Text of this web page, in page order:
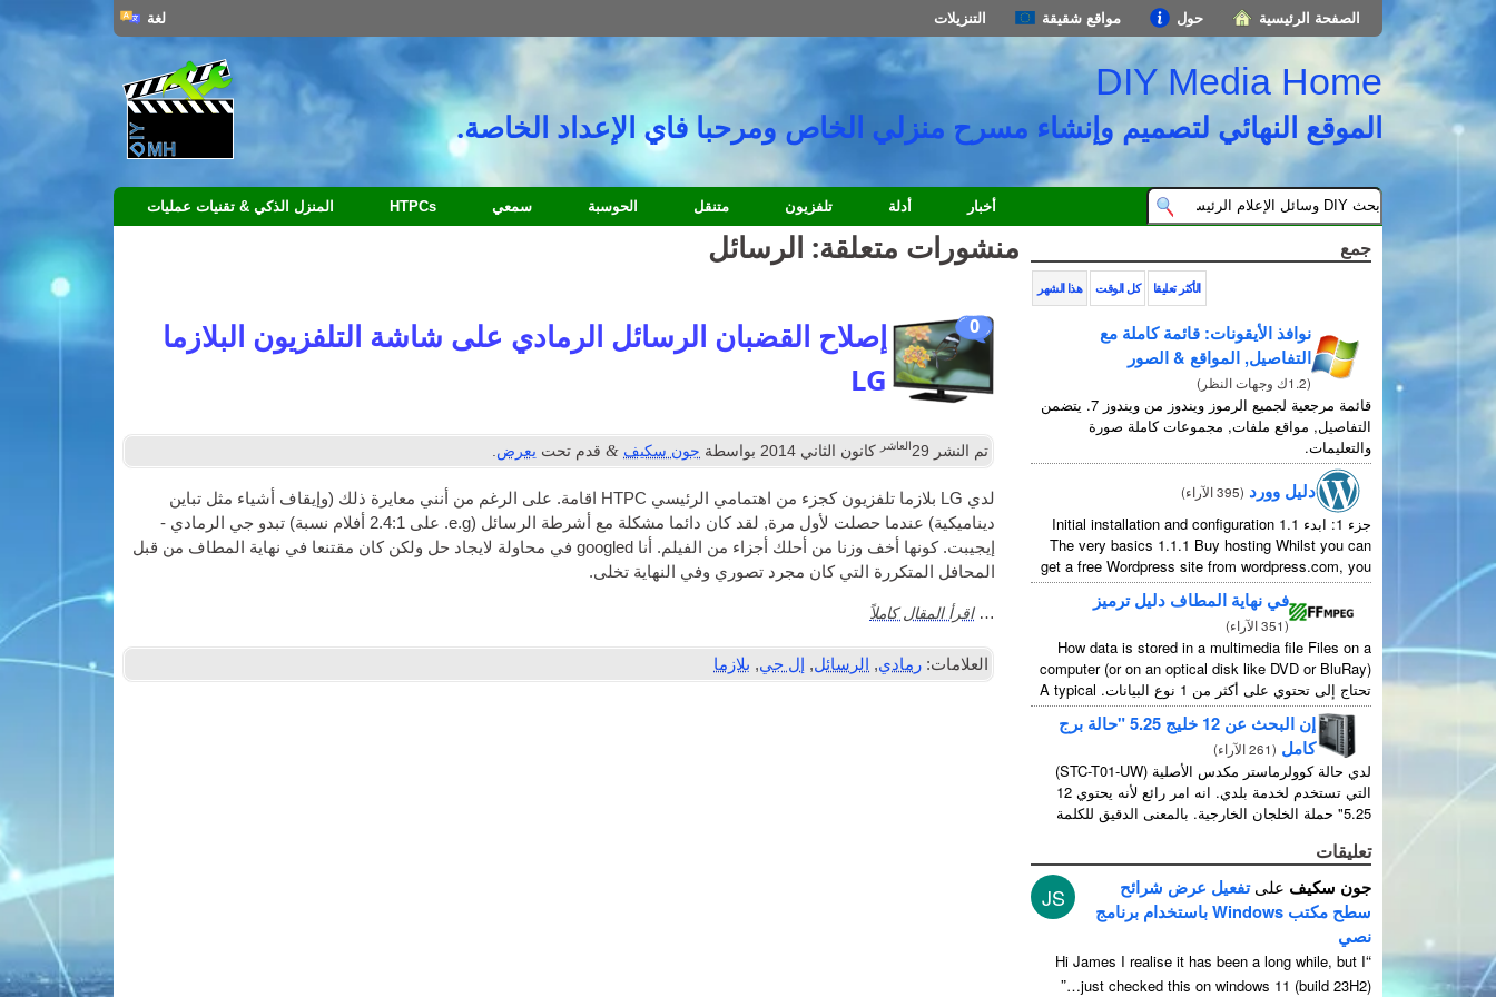
الصفحة الرئيسية حول مواقع شقيقة التنزيلات لغة
DIY Media Home
الموقع النهائي لتصميم وإنشاء مسرح منزلي الخاص ومرحبا فاي الإعداد الخاصة.
المنزل الذكي & تقنيات عمليات HTPCs سمعي الحوسبة متنقل تلفزيون أدلة أخبار
منشورات متعلقة: الرسائل
0
إصلاح القضبان الرسائل الرمادي على شاشة التلفزيون البلازما
LG
تم النشر 29 العاشر كانون الثاني 2014 بواسطة جون سكيف &قدم تحت يعرض.
لدي LG بلازما تلفزيون كجزء من اهتمامي الرئيسي HTPC
اقامة. على الرغم من أنني معايرة ذلك (وإيقاف أشياء مثل تباين
ديناميكية) عندما حصلت لأول مرة, لقد كان دائما مشكلة مع أشرطة الرسائل (e.g. على 2.4:1 أفلام نسبة) تبدو جي الرمادي -
إيجيبت. كونها أخف وزنا من أحلك أجزاء من الفيلم. أنا googled في محاولة لايجاد حل ولكن كان مقتنعا في نهاية المطاف من قبل
المحافل المتكررة التي كان مجرد تصوري وفي النهاية تخلى.
…اقرأ المقال كاملاً
العلامات: رمادي, الرسائل, إل جي, بلازما
جمع
هذا الشهر كل الوقت الأكثر تعليقا
نوافذ الأيقونات: قائمة كاملة مع
التفاصيل, المواقع & الصور
(1.2ك وجهات النظر )
قائمة مرجعية لجميع الرموز ويندوز من ويندوز 7. يتضمن
التفاصيل, مواقع ملفات, مجموعات كاملة صورة
والتعليمات.
دليل وورد (395 الآراء )
جزء 1: ابدء 1.1
Initial installation and configuration
The very basics 1.1.1 Buy hosting Whilst you can
get a free Wordpress site from wordpress.com, you
lose some control and you have to serve their
...
في نهاية المطاف دليل ترميز
(351 الآراء )
How data is stored in a multimedia file Files on a
computer(or on an optical disk like DVD or BluRay)
تحتاج إلى تحتوي على أكثر من 1 نوع البيانات.
A typical
movie will include
...
إن البحث عن 12 خليج 5.25 "حالة برج
كامل (261 الآراء )
لدي حالة كوولرماستر مكدس الأصلية (STC-T01-UW)
التي تستخدم لخدمة بلدي. انه امر رائع لأنه يحتوي 12
5.25" حملة الخلجان الخارجية. بالمعنى الدقيق للكلمة
تعليقات
JS جون سكيف علىتفعيل عرض شرائح
سطح مكتب Windows باستخدام برنامج
نصي
“
Hi James I realise it has been a long while, but I
just checked this on windows 11 (build 23H2)…
”